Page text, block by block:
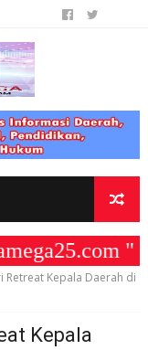
"
Kepala Daerah di
Kepala